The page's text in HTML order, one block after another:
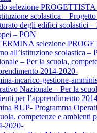
selezione PROGETTISTA
scolastica –
degli edifici scolastici
– PON
selezione
all’istituzione scolastica –
– Per la scuola,
2014-2020-
incarico-gestione-
Nazionale – Per la
per l’apprendimento
RUP- Programma
competenze e ambienti
2020-